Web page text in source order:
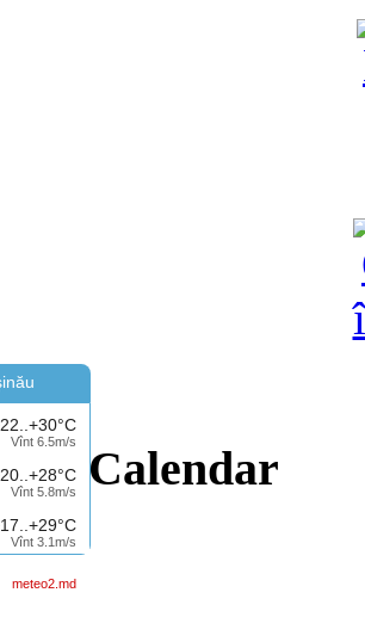
Vînt 6.5m/s
Vînt 5.8m/s
Vînt 3.1m/s
meteo2.md
Calendar